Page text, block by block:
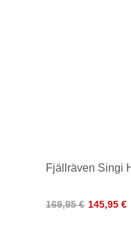
Fjällräven Singi
169,95 € 145,95 €